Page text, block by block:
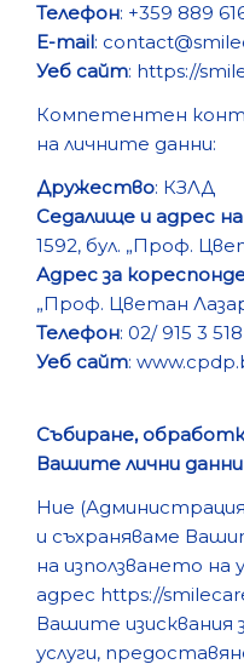
Телефон: +359 889
E-mail:
Уеб сайт: https://
Компетентен
на личните данни:
Дружество: КЗЛД
Седалище и адрес
1592, бул. „Проф.
Адрес за
„Проф. Цветан
Телефон: 02/ 915 3 518
Уеб сайт:
Събиране,
Вашите лични
Ние
и съхраняваме
на използването на
адрес https://
Вашите изисквания
услуги,